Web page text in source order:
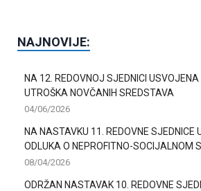
NAJNOVIJE:
NA 12. REDOVNOJ SJEDNICI
UTROŠKA NOVČANIH SREDSTAVA
04/06/2026
NA NASTAVKU 11. REDOVNE SJEDNICE
ODLUKA O NEPROFITNO-SOCIJALNOM
08/04/2026
ODRŽAN NASTAVAK 10. REDOVNE